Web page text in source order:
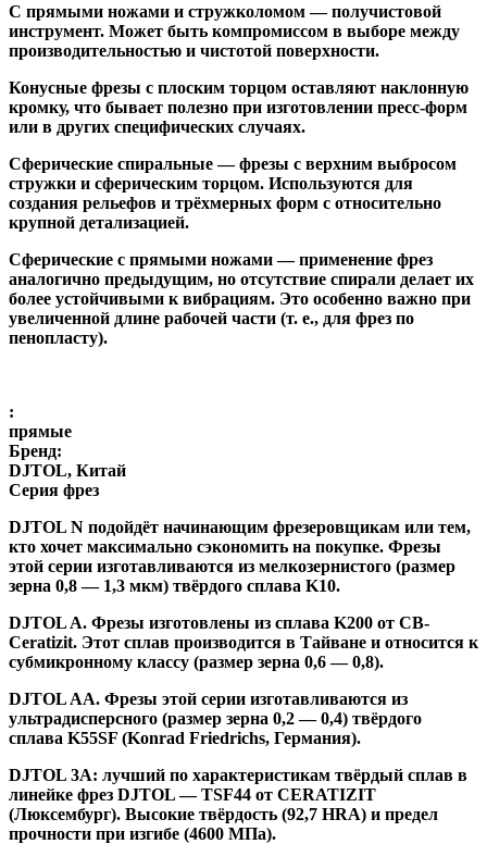
С прямыми ножами и стружколомом— получистовой
инструмент. Может быть компромиссом в выборе между
производительностью и чистотой поверхности.
Конусные фрезы с плоским торцом оставляют наклонную
кромку, что бывает полезно при изготовлении пресс-форм
или в других специфических случаях.
Сферические спиральные— фрезы с верхним выбросом
стружки и сферическим торцом. Используются для
создания рельефов и трёхмерных форм с относительно
крупной детализацией.
Сферические с прямыми ножами— применение фрез
аналогично предыдущим, но отсутствие спирали делает их
более устойчивыми к вибрациям. Это особенно важно при
увеличенной длине рабочей части (т. е., для фрез по
пенопласту).
:
прямые
Бренд:
DJTOL, Китай
Серия фрез
DJTOL N подойдёт начинающим фрезеровщикам или тем,
кто хочет максимально сэкономить на покупке. Фрезы
этой серии изготавливаются из мелкозернистого (размер
зерна 0,8 — 1,3 мкм) твёрдого сплава K10.
DJTOL A. Фрезы изготовлены из сплава K200 от CB-
Ceratizit. Этот сплав производится в Тайване и относится к
субмикронному классу (размер зерна 0,6 — 0,8).
DJTOL AA. Фрезы этой серии изготавливаются из
ультрадисперсного (размер зерна 0,2 — 0,4) твёрдого
сплава K55SF (Konrad Friedrichs, Германия).
DJTOL 3A: лучший по характеристикам твёрдый сплав в
линейке фрез DJTOL — TSF44 от CERATIZIT
(Люксембург). Высокие твёрдость (92,7 HRA) и предел
прочности при изгибе (4600 МПа).